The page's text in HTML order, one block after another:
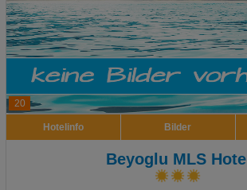
20
Hotelinfo Bilder
Beyoglu MLS Hotel